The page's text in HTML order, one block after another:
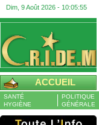
Dim, 9 Août 2026 - 10:05:55
ACCUEIL
SANTÉ
HYGIÈNE
POLITIQUE
GÉNÉRALE